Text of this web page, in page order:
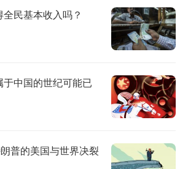
民基本收入吗？
中国的世纪可能已
普的美国与世界决裂